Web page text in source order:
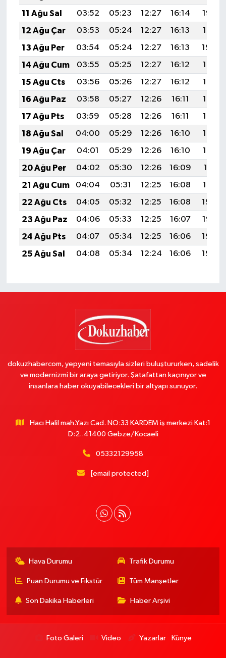
11 Ağu Sal
03:52 05:23 12:27 16:14
19:22
12 Ağu Çar
03:53 05:24 12:27 16:13
19:21
13 Ağu Per
03:54 05:24 12:27 16:13
19:20
14 Ağu Cum
03:55 05:25 12:27 16:12
19:18
15 Ağu Cts
03:56 05:26 12:27 16:12
19:17
16 Ağu Paz
03:58 05:27 12:26 16:11
19:16
17 Ağu Pts
03:59 05:28 12:26 16:11
19:15
18 Ağu Sal
04:00 05:29 12:26 16:10
19:13
19 Ağu Çar
04:01 05:29 12:26 16:10
19:12
20 Ağu Per
04:02 05:30 12:26 16:09
19:11
21 Ağu Cum
04:04 05:31 12:25 16:08
19:10
22 Ağu Cts
04:05 05:32 12:25 16:08
19:08
23 Ağu Paz
04:06 05:33 12:25 16:07
19:07
24 Ağu Pts
04:07 05:34 12:25 16:06
19:06
25 Ağu Sal
04:08 05:34 12:24 16:06 19:04
dokuzhabercom, yepyeni temasıyla sizleri buluştururken, sadelik
ve modernizmi bir araya getiriyor. Şatafattan kaçınıyor ve
insanlara haber okuyabilecekleri bir altyapı sunuyor.
Hacı Halil mah.Yazı Cad. NO:33 KARDEM iş merkezi Kat:1
D:2..41400 Gebze/Kocaeli
05332129958
[email protected]
Hava Durumu Trafik Durumu
Puan Durumu ve Fikstür Tüm Manşetler
Son Dakika Haberleri Haber Arşivi
Foto Galeri Video Yazarlar Künye